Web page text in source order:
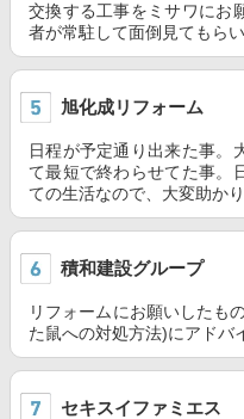
交換する工事をミサワにお
者が常駐して面倒見てもら
旭化成リフォーム
日程が予定通り出来た事。
て最短で終わらせてた事。
ての生活なので、大変助か
積和建設グループ
リフォームにお願いしたも
た鼠への対処方法)にアドバ
セキスイファミエス